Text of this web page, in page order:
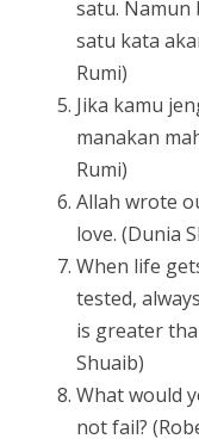
satu. Namun
satu kata
Rumi)
Jika kamu
manakan
Rumi)
Allah wrote
love. (Dunia
When life
tested,
is greater
Shuaib)
What would
not fail?